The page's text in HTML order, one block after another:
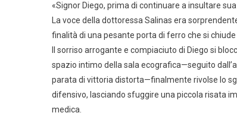
«Signor Diego, prima di continuare a insultare
La voce della dottoressa Salinas era
finalità di una pesante porta di ferro che si chiude
Il sorriso arrogante e compiaciuto di Diego si
spazio intimo della sala ecografica—seguito
parata di vittoria distorta—finalmente rivolse lo
difensivo, lasciando sfuggire una piccola risata
medica.